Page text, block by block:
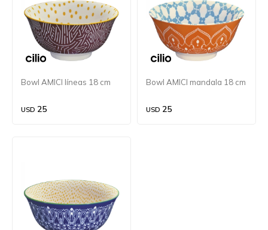
Bowl AMICI líneas 18 cm
USD 25
Bowl AMICI mandala 18 cm
USD 25